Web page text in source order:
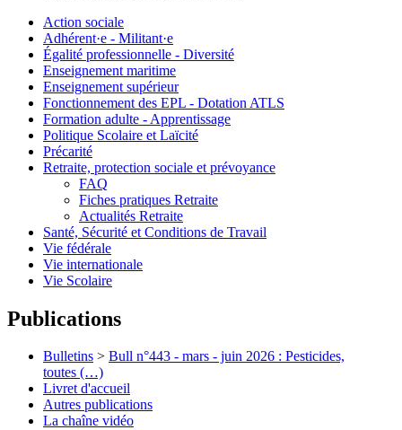
Action sociale
Adhérent·e - Militant·e
Égalité professionnelle - Diversité
Enseignement maritime
Enseignement supérieur
Fonctionnement des EPL - Dotation ATLS
Formation adulte - Apprentissage
Politique Scolaire et Laïcité
Précarité
Retraite, protection sociale et prévoyance
FAQ
Fiches pratiques Retraite
Actualités Retraite
Santé, Sécurité et Conditions de Travail
Vie fédérale
Vie internationale
Vie Scolaire
Publications
Bulletins > Bull n°443 - mars - juin 2026 : Pesticides,
toutes (…)
Livret d'accueil
Autres publications
La chaîne vidéo